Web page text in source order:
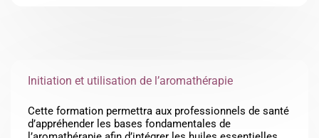
Initiation et utilisation de l’aromathérapie
Cette formation permettra aux professionnels de santé
d’appréhender les bases fondamentales de